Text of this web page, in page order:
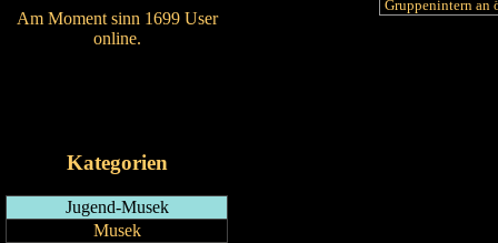
Am Moment sinn 1699 User
online.
Kategorien
Jugend-Musek
Musek